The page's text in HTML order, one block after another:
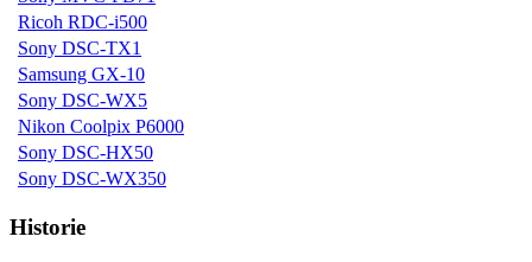
Ricoh RDC-i500
Sony DSC-TX1
Samsung GX-10
Sony DSC-WX5
Nikon Coolpix P6000
Sony DSC-HX50
Sony DSC-WX350
Historie